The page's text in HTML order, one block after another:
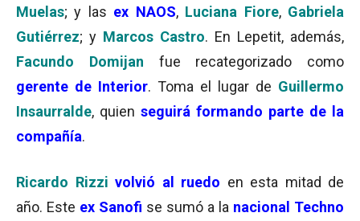
Muelas; y las ex NAOS, Luciana Fiore, Gabriela
Gutiérrez; y Marcos Castro. En Lepetit, además,
Facundo Domijan fue recategorizado como
gerente de Interior. Toma el lugar de Guillermo
Insaurralde, quien seguirá formando parte de la
compañía.
Ricardo Rizzi volvió al ruedo en esta mitad de
año. Este ex Sanofi se sumó a la nacional Techno